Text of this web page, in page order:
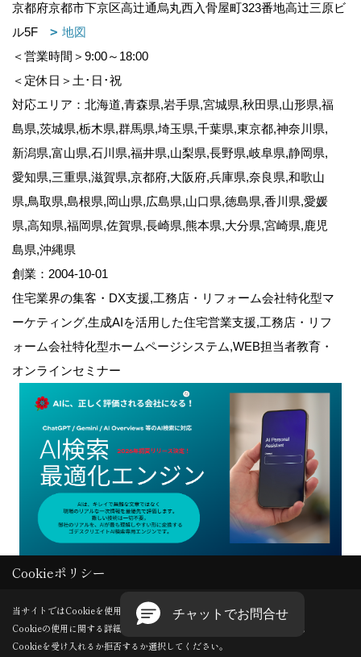
京都府京都市下京区高辻通烏丸西入骨屋町323番地高辻三原ビ
ル5F
地図
＜営業時間＞9:00～18:00
＜定休日＞土･日･祝
対応エリア：北海道,青森県,岩手県,宮城県,秋田県,山形県,福
島県,茨城県,栃木県,群馬県,埼玉県,千葉県,東京都,神奈川県,
新潟県,富山県,石川県,福井県,山梨県,長野県,岐阜県,静岡県,
愛知県,三重県,滋賀県,京都府,大阪府,兵庫県,奈良県,和歌山
県,鳥取県,島根県,岡山県,広島県,山口県,徳島県,香川県,愛媛
県,高知県,福岡県,佐賀県,長崎県,熊本県,大分県,宮崎県,鹿児
島県,沖縄県
創業：2004-10-01
住宅業界の集客・DX支援,工務店・リフォーム会社特化型マ
ーケティング,生成AIを活用した住宅営業支援,工務店・リフ
ォーム会社特化型ホームページシステム,WEB担当者教育・
オンラインセミナー
Copyright (c) GODDESS CREATE. All Rights Reserved.
Produced byゴデスクリエイト
Cookieポリシー
当サイトではCookieを使用します。
Cookieの使用に関する詳細は 「プライバシーポリシー
」をご覧ください。
Cookieを受け入れるか拒否するか選択してください。